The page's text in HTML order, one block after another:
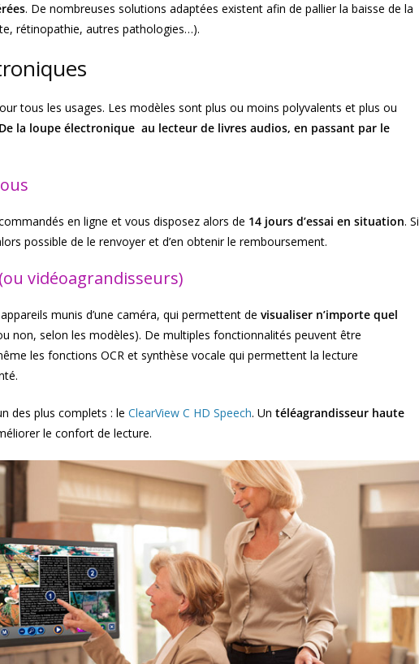
. De nombreuses solutions adaptées existent afin de pallier la baisse de la
rétinopathie, autres pathologies…).
tous les usages. Les modèles sont plus ou moins polyvalents et plus ou
De la loupe électronique au lecteur de livres audios, en passant par le
en ligne et vous disposez alors de 14 jours d’essai en situation. Si
possible de le renvoyer et d’en obtenir le remboursement.
vidéoagrandisseurs)
munis d’une caméra, qui permettent de visualiser n’importe quel
non, selon les modèles). De multiples fonctionnalités peuvent être
les fonctions OCR et synthèse vocale qui permettent la lecture
des plus complets : le ClearView C HD Speech. Un téléagrandisseur haute
le confort de lecture.